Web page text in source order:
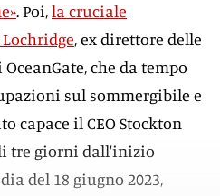
. Poi,la cruciale
, ex direttore delle
che da tempo
sul sommergibile e
capace il CEO Stockton
tre giorni dall'inizio
del 18 giugno 2023,